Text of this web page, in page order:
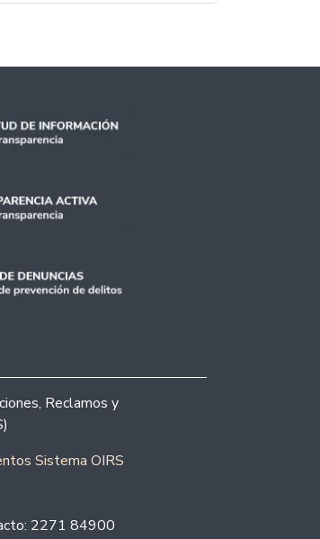
Reclamos y
Sistema OIRS
2271 84900